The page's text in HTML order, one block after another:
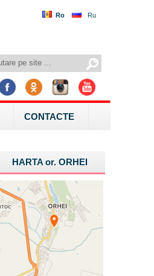
Ro Ru
CONTACTE
HARTA or.ORHEI